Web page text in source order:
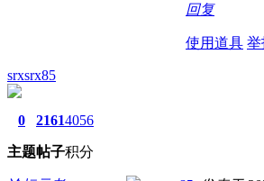
回复
使用道具 举
srxsrx85
0
主题
2161
帖子
4056
积分